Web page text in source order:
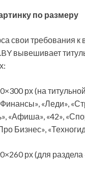
по размеру
свои требования к
вывешивает
рх (на
«Леди»,
«Афиша», «42»,
Бизнес»,
рх (для раздела